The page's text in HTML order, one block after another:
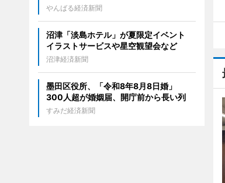
やんばる経済新聞
沼津「淡島ホテル」が夏限定イベント
イラストサービスや星空観望会など
沼津経済新聞
墨田区役所、「令和8年8月8日婚」
300人超が婚姻届、開庁前から長い列
すみだ経済新聞